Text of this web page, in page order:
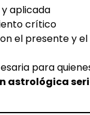
aplicada
crítico
el presente y
para
astrológica